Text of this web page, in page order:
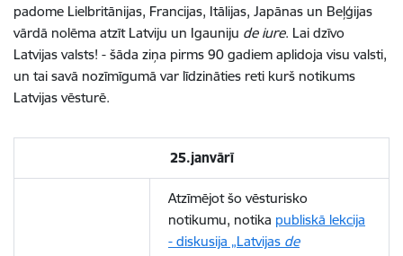
padome Lielbritānijas, Francijas, Itālijas, Japānas un Beļģijas
vārdā nolēma atzīt Latviju un Igauniju de iure. Lai dzīvo
Latvijas valsts! - šāda ziņa pirms 90 gadiem aplidoja visu valsti,
un tai savā nozīmīgumā var līdzināties reti kurš notikums
Latvijas vēsturē.
25.janvārī
Atzīmējot šo vēsturisko
notikumu, notika publiskā lekcija
- diskusija „Latvijas de